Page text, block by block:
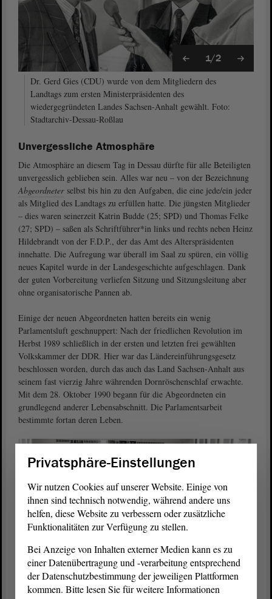
1/2
Dr. Gerd Gies (CDU) wurde von dem Mitgliedern des
Landtags zum ersten Ministerpräsidenten des
wiedergegründeten Landes Sachsen-Anhalt gewählt. Foto:
Stadtarchiv-Dessau-Roßlau
Unvergessliche Atmosphäre
Die Atmosphäre an diesem Tag in Dessau dürfte für alle Beteiligten
unvergesslich geblieben sein. Alles war neu – von der Bezeichnung
Abgeordneter selbst bis hin zu den Aufgaben, die eine jede/ein jeder
als Mitglied des Landtags zu erfüllen hatte. Die jüngsten Mitglieder
– dies waren seinerzeit Katrin Budde (25; SPD) und Thomas Felke
(27; SPD) – saßen als Schriftführer*in links und rechts neben Heinz
Hildebrandt von der F.D.P., der das Amt des Alterspräsidenten
innehatte. Die Aufregung war überall im Saal zu spüren, ein völlig
neues Kapitel wurde in der Landesgeschichte aufgeschlagen. Dank
der guten Vorbereitung verliefen Sitzung und Sitzungsleitung aber
ohne organisatorische Pannen ab.
Einige der neuen Abgeordneten hatten bereits ein wenig
Parlamentsluft geschnuppert: Nach der friedlichen Revolution im
Herbst 1989 schließlich in der ersten und letzten frei gewählten
Volkskammer der DDR. Hier war das Ländereinführungsgesetz
beschlossen worden, durch das auch das Land Sachsen-Anhalt aus
seinem fast vierzig Jahre währenden Dornröschenschlaf erwachte.
Mit dem 28. Oktober 1990 begann für die Abgeordneten ein
grundlegend anderer Lebensabschnitt. Die Parlamentsarbeit
bestimmte fortan deren Leben.
1/2
Großes Pressegedränge im provisorischenPlenarsaal. Foto:
Privatsphäre-Einstellungen
Wir nutzen Cookies auf unserer Website. Einige von
ihnen sind technisch notwendig, während andere uns
helfen, diese Website zu verbessern oder zusätzliche
Funktionalitäten zur Verfügung zu stellen.
Bei Anzeige von Inhalten externer Medien kann es zu
einer Datenübertragung und -verarbeitung entsprechend
der Datenschutzbestimmung der jeweiligen Plattformen
kommen. Bitte lesen Sie für weitere Informationen